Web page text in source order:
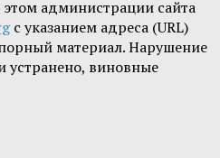
администрации сайта
с указанием адреса (URL)
материал. Нарушение
устранено, виновные